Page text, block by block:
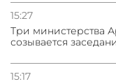
15:27
Три министерства
созывается
15:17